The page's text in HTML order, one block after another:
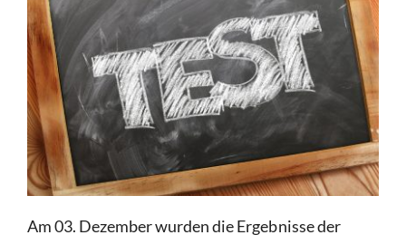
DoktorandInnen
Materialpool
Am 03. Dezember wurden die Ergebnisse der